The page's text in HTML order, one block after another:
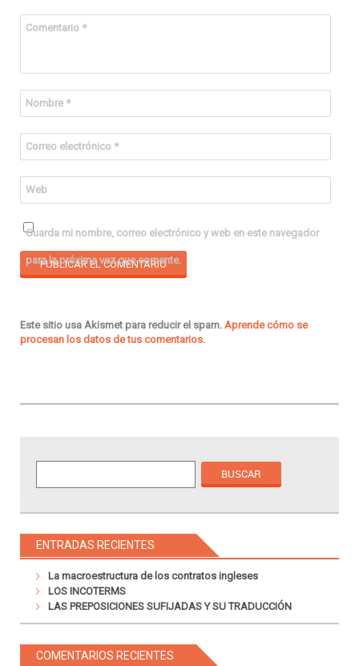
Comentario *
Nombre *
Correo electrónico *
Web
Guarda mi nombre, correo electrónico y web en este navegador
para la próxima vez que comente.
Este sitio usa Akismet para reducir el spam. Aprende cómo se
procesan los datos de tus comentarios.
ENTRADAS RECIENTES
La macroestructura de los contratos ingleses
LOS INCOTERMS
LAS PREPOSICIONES SUFIJADAS Y SU TRADUCCIÓN
COMENTARIOS RECIENTES